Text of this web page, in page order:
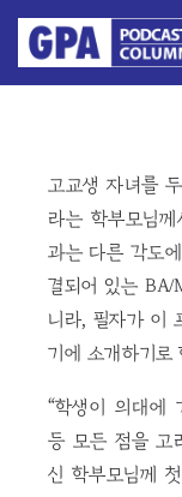
고교생 자녀를
라는 학부모님
과는 다른 각도
결되어 있는 BA/
니라, 필자가 이
기에 소개하기로
“학생이 의대에
등 모든 점을 고
신 학부모님께